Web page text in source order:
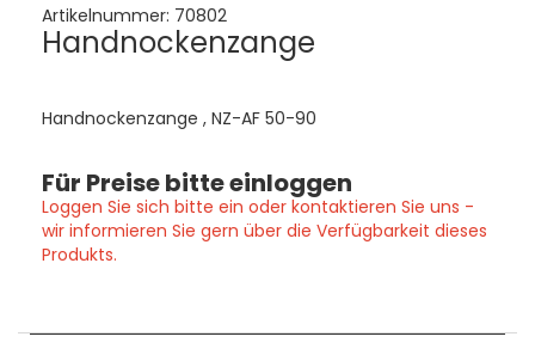
Artikelnummer: 70802
Handnockenzange
Handnockenzange , NZ-AF 50-90
Für Preise bitte einloggen
Loggen Sie sich bitte ein oder kontaktieren Sie uns -
wir informieren Sie gern über die Verfügbarkeit dieses
Produkts.